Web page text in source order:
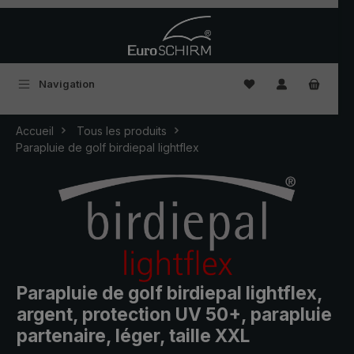
Navigation Vous avez 0
Accueil
Tous les produits
Parapluie de golf birdiepal lightflex
Parapluie de golf birdiepal lightflex,
argent, protection UV 50+, parapluie
partenaire, léger, taille XXL